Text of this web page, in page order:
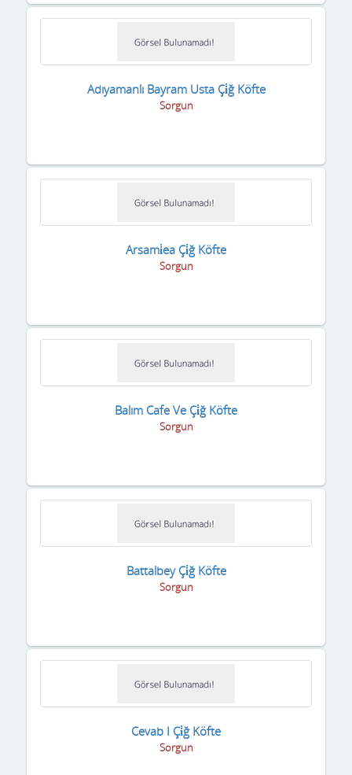
Adıyamanlı Bayram Usta Çi̇ğ Köfte
Sorgun
Arsami̇ea Çi̇ğ Köfte
Sorgun
Balım Cafe Ve Çi̇ğ Köfte
Sorgun
Battalbey Çi̇ğ Köfte
Sorgun
Cevab I Çi̇ğ Köfte
Sorgun